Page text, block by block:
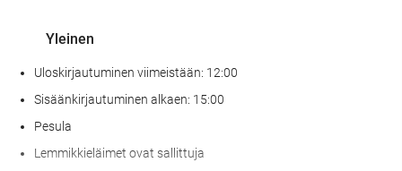
Yleinen
Uloskirjautuminen viimeistään: 12:00
Sisäänkirjautuminen alkaen: 15:00
Pesula
Lemmikkieläimet ovat sallittuja